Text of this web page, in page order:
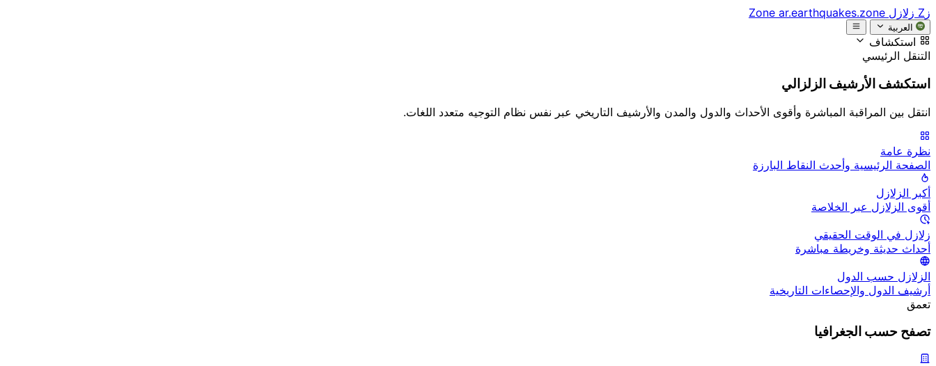
زZ زلازل Zone ar.earthquakes.zone
العربية
استكشاف
التنقل الرئيسي
استكشف الأرشيف الزلزالي
انتقل بين المراقبة المباشرة وأقوى الأحداث والدول والمدن والأرشيف التاريخي عبر نفس نظام التوجيه متعدد اللغات.
نظرة عامة
الصفحة الرئيسية وأحدث النقاط البارزة
أكبر الزلازل
أقوى الزلازل عبر الخلاصة
زلازل في الوقت الحقيقي
أحداث حديثة وخريطة مباشرة
الزلازل حسب الدول
أرشيف الدول والإحصاءات التاريخية
تعمق
تصفح حسب الجغرافيا